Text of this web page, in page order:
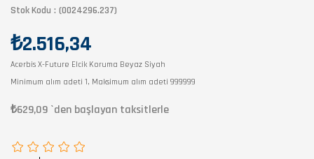
Stok Kodu (0024296.237)
₺2.516,34
Acerbis X-Future Elcik Koruma Beyaz Siyah
Minimum alım adeti 1, Maksimum alım adeti 999999
₺629,09 `den başlayan taksitlerle